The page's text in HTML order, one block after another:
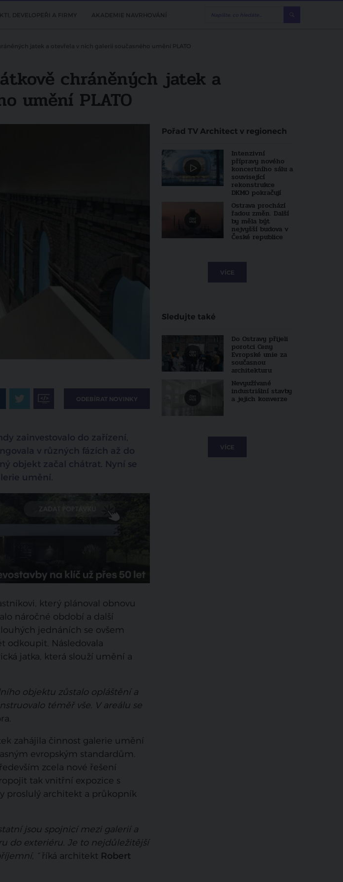
DEVELOPEŘI A FIRMY AKADEMIE NAVRHOVÁNÍ
jatek a otevřela v nich galerii současného umění PLATO
chráněných jatek a
umění PLATO
- Intenzivní
ODEBÍRAT NOVINKY
zainvestovalo do zařízení,
v různých fázích až do
objekt začal chátrat. Nyní se
umění.
který plánoval obnovu
náročné období a další
jednáních se ovšem
odkoupit. Následovala
jatka, která slouží umění a
objektu zůstalo opláštění a
téměř vše. V areálu se
zahájila činnost galerie umění
evropským standardům.
zcela nové řešení
tak vnitřní expozice s
proslulý architekt a průkopník
jsou spojnicí mezi galerií a
do exteriéru. Je to nejdůležitější
“říká architekt Robert
Pořad TV Architect v regionech
Intenzivní
přípravy nového
koncertního sálu a
související
rekonstrukce
DKMO pokračují
Ostrava prochází
řadou změn. Další
by měla být
nejvyšší budova v
České republice
VÍCE
Sledujte také
Do Ostravy přijeli
porotci Ceny
Evropské unie za
současnou
architekturu
Nevyužívané
industriální stavby
a jejich konverze
VÍCE